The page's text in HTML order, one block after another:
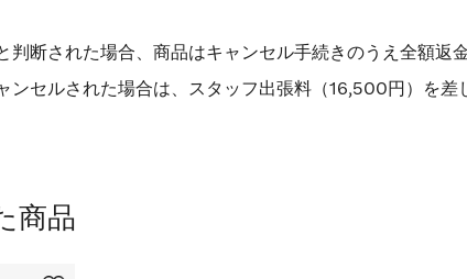
断された場合、商品はキャンセル手続きのうえ全額返金
セルされた場合は、スタッフ出張料（16,500円）を差
商品